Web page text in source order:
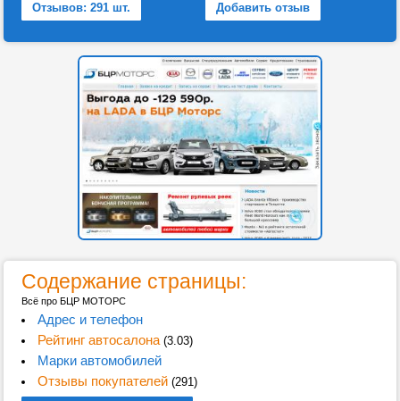
Отзывов: 291 шт. Добавить отзыв
Содержание страницы:
Всё про БЦР МОТОРС
Адрес и телефон
Рейтинг автосалона(3.03)
Марки автомобилей
Отзывы покупателей(291)